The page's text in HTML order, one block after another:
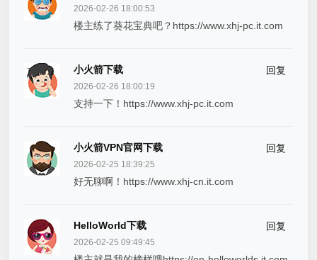
2026-02-26 18:00:53
楼主练了葵花宝典吧？https://www.xhj-pc.it.com
小火箭下载 回复
2026-02-26 18:00:19
支持一下！https://www.xhj-pc.it.com
小火箭VPN官网下载 回复
2026-02-25 18:39:25
好无聊啊！https://www.xhj-cn.it.com
HelloWorld下载 回复
2026-02-25 09:49:45